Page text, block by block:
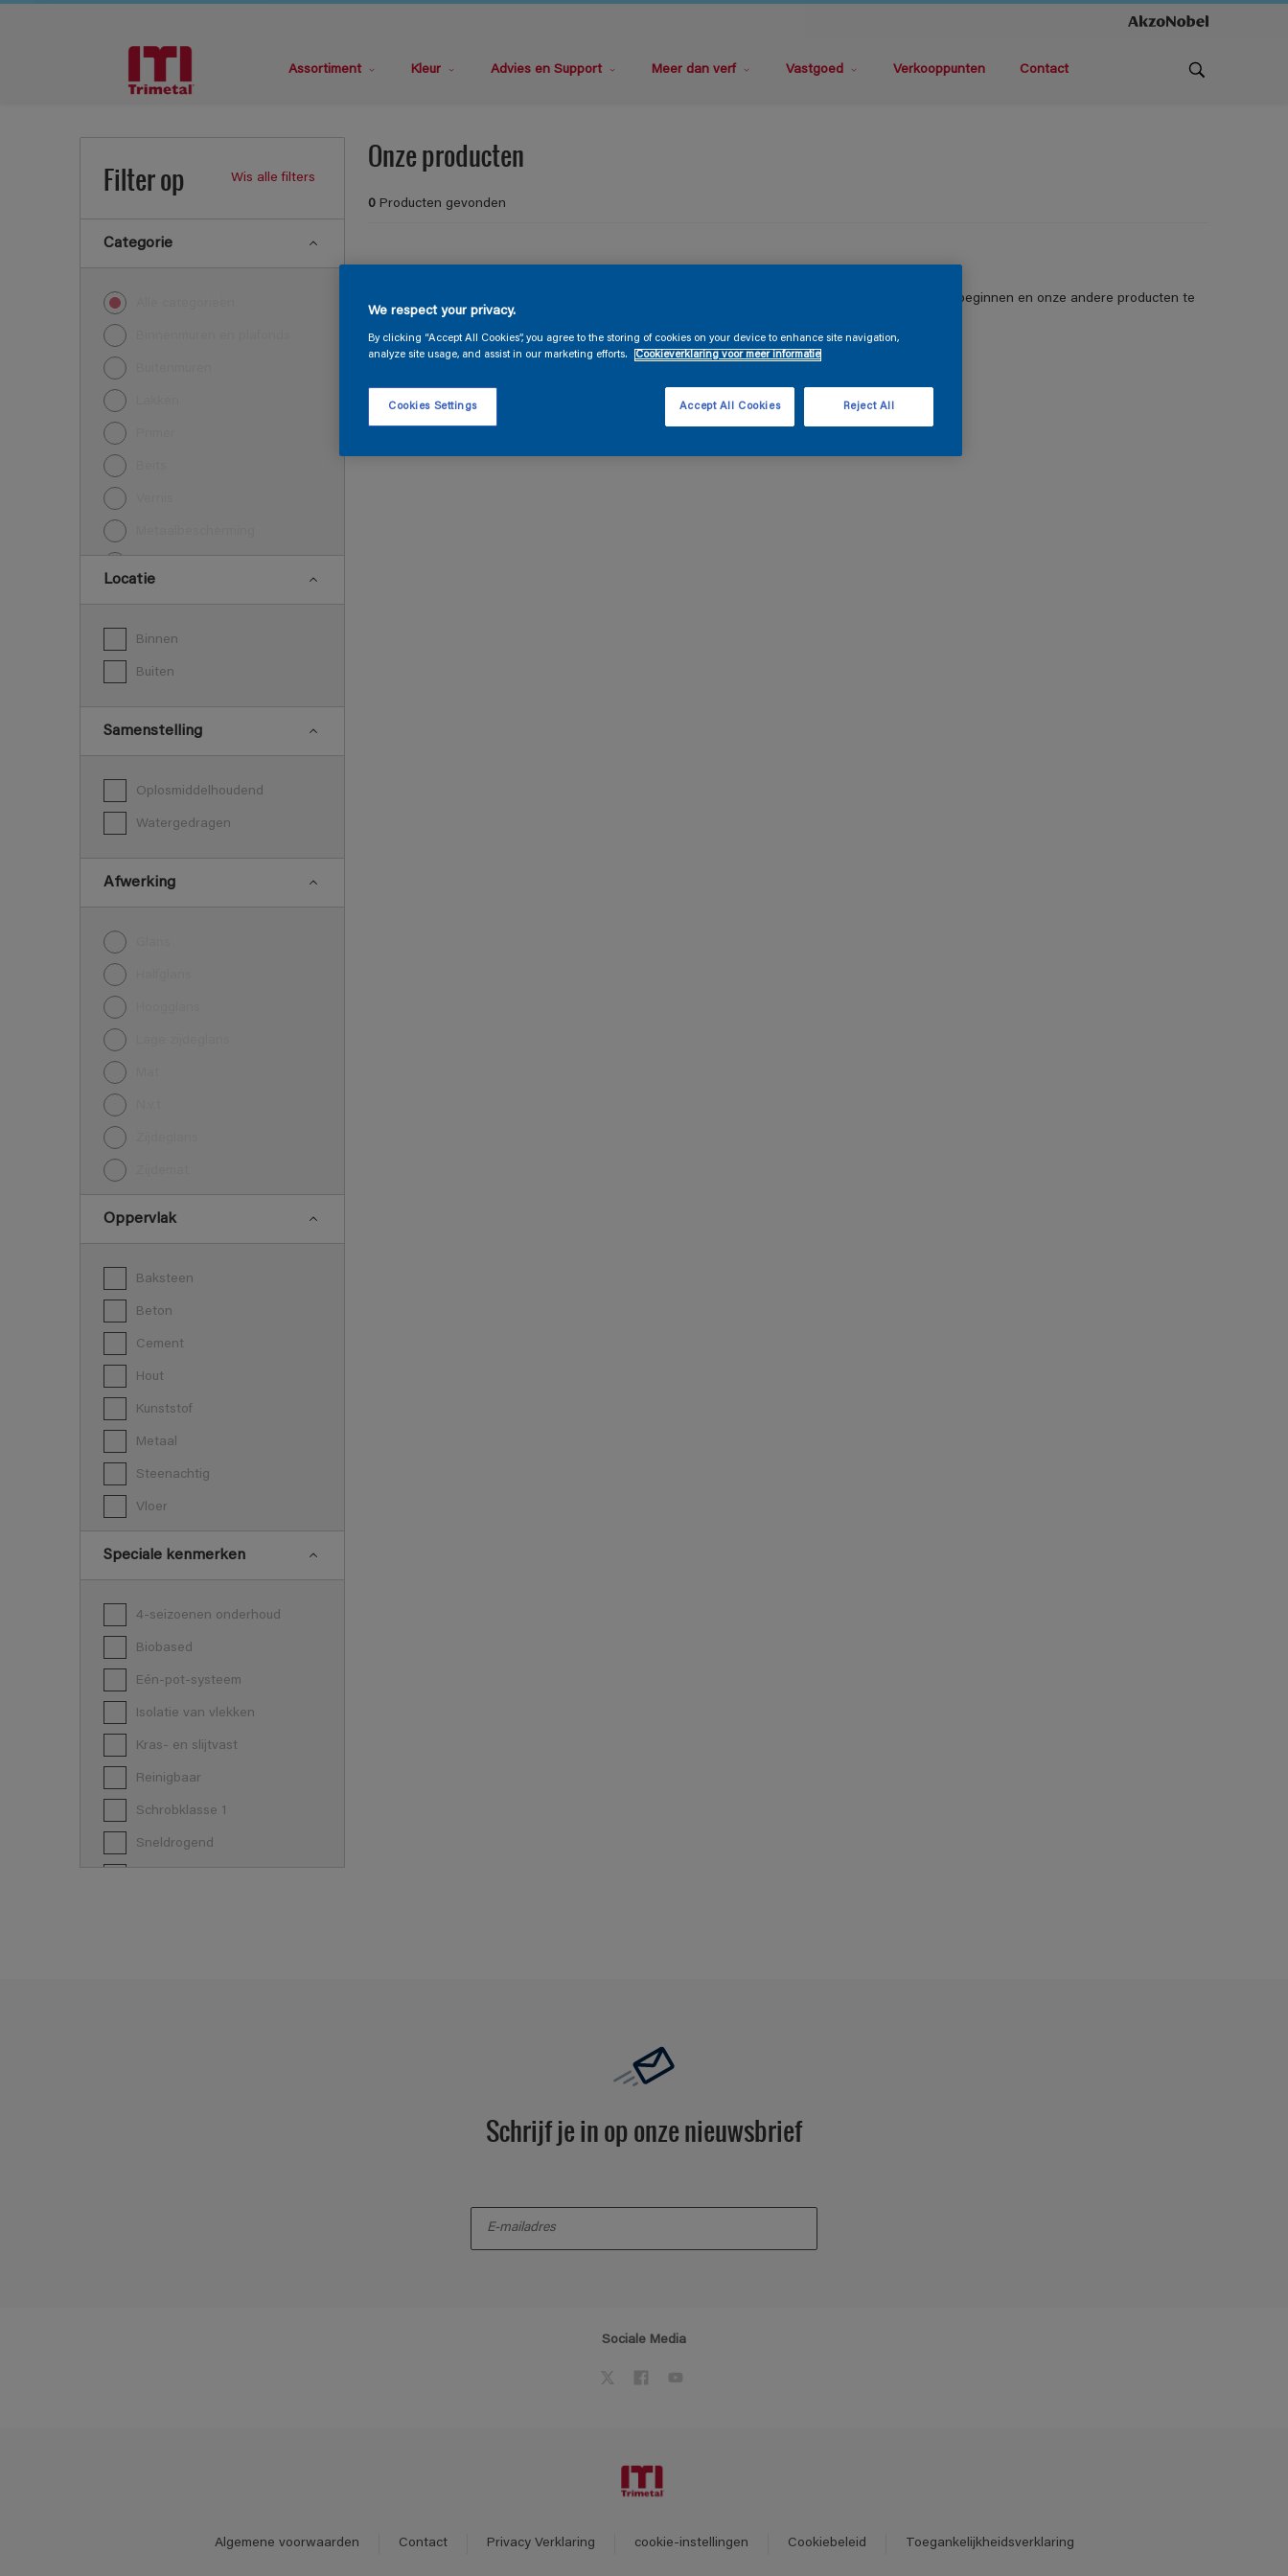
Assortiment Kleur Advies en Support Meer dan verf Vastgoed Verkooppunten Contact
Filter op Wis alle filters
Categorie
Locatie
Binnen
Buiten
Samenstelling
Oplosmiddelhoudend
Watergedragen
Afwerking
Oppervlak
Baksteen
Beton
Cement
Hout
Kunststof
Metaal
Steenachtig
Vloer
Speciale kenmerken
4-seizoenen onderhoud
Biobased
Eén-pot-systeem
Isolatie van vlekken
Kras- en slijtvast
Reinigbaar
Schrobklasse 1
Sneldrogend
Onze producten
0 Producten gevonden
Sorry, we konden het product dat je zocht niet vinden. Klik op 'Alles wissen' filters om opnieuw te beginnen en onze andere producten te
ontdekken.
Schrijf je in op onze nieuwsbrief
Sociale Media
Algemene voorwaarden Contact Privacy Verklaring cookie-instellingen Cookiebeleid Toegankelijkheidsverklaring
We respect your privacy.
By clicking “Accept All Cookies”, you agree to the storing of cookies on your device to enhance site navigation,
analyze site usage, and assist in our marketing efforts.
Cookieverklaring voor meer informatie
Cookies Settings Reject All
Accept All Cookies